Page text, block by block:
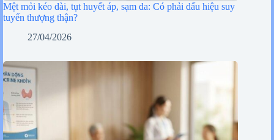
Mệt mỏi kéo dài, tụt huyết áp, sạm da: Có phải dấu hiệu suy
tuyến thượng thận?
27/04/2026